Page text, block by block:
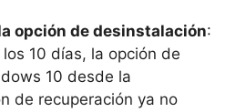
opción de desinstalación:
10 días, la opción de
10 desde la
de recuperación ya no